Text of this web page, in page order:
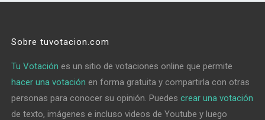
Sobre tuvotacion.com
Tu Votación es un sitio de votaciones online que permite
hacer una votación en forma gratuita y compartirla con otras
personas para conocer su opinión. Puedescrear una votación
de texto, imágenes e incluso videos de Youtube y luego